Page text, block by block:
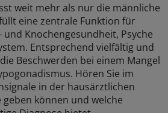
weit mehr als nur die männliche
eine zentrale Funktion für
und Knochengesundheit, Psyche
Entsprechend vielfältig und
Beschwerden bei einem Mangel
Hören Sie im
in der hausärztlichen
können und welche